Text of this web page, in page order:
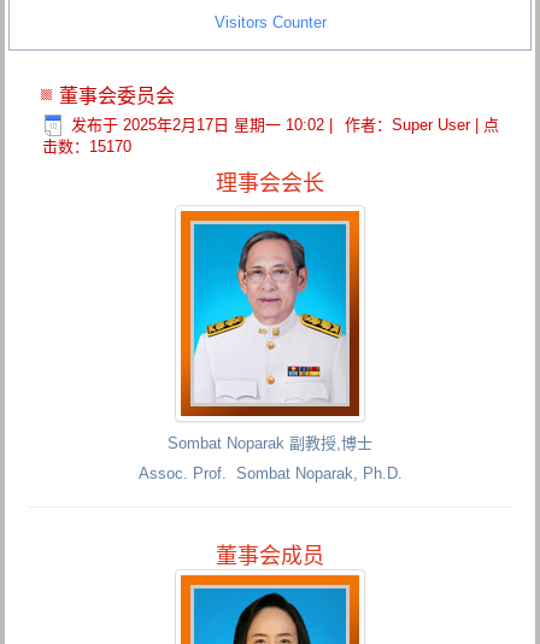
Visitors Counter
董事会委员会
发布于 2025年2月17日 星期一 10:02 作者：Super User| 点
击数：15170
理事会会长
Sombat Noparak 副教授,博士
Assoc. Prof. Sombat Noparak, Ph.D.
董事会成员